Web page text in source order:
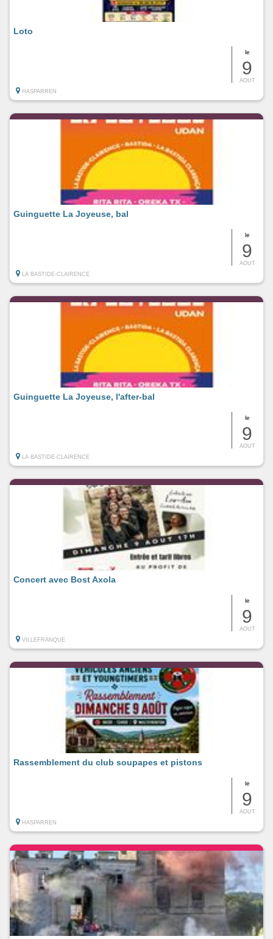
le
9
AOUT
Loto
HASPARREN
le
9
AOUT
Guinguette La Joyeuse, bal
LA BASTIDE-CLAIRENCE
le
9
AOUT
Guinguette La Joyeuse, l'after-bal
LA BASTIDE-CLAIRENCE
le
9
AOUT
Concert avec Bost Axola
VILLEFRANQUE
le
9
AOUT
Rassemblement du club soupapes et pistons
HASPARREN